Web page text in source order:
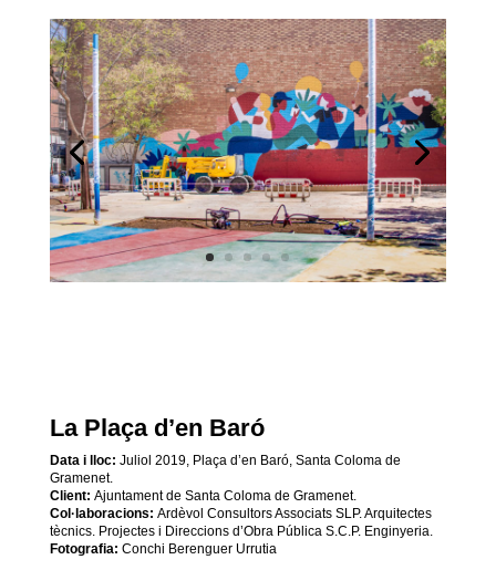
La Plaça d’en Baró
Data i lloc: Juliol 2019, Plaça d’en Baró, Santa Coloma de
Gramenet.
Client: Ajuntament de Santa Coloma de Gramenet.
Col·laboracions: Ardèvol Consultors Associats SLP. Arquitectes
tècnics. Projectes i Direccions d’Obra Pública S.C.P. Enginyeria.
Fotografia: Conchi Berenguer Urrutia